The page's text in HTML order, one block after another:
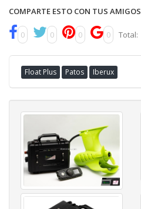
COMPARTE ESTO CON TUS AMIGOS
0 0 0 0 Total:
Float Plus Patos Iberux